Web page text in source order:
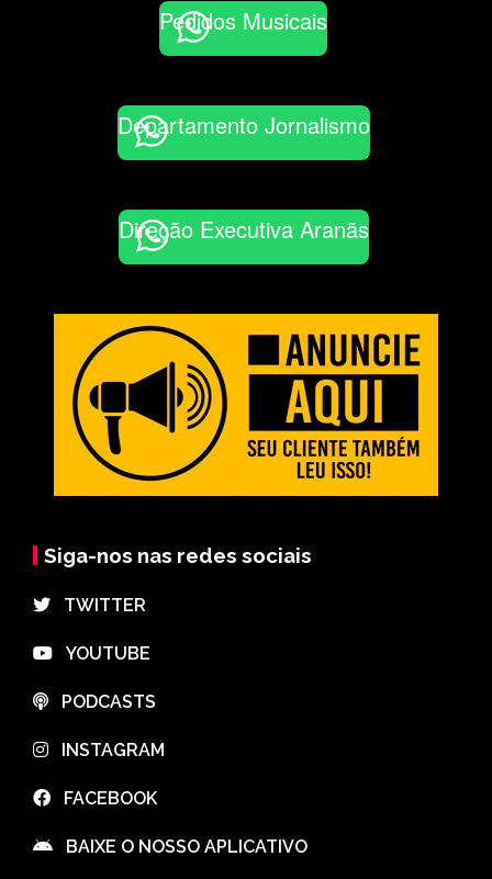
Pedidos Musicais
Departamento Jornalismo
Direção Executiva Aranãs
Siga-nos nas redes sociais
⠀TWITTER
⠀YOUTUBE
⠀PODCASTS
⠀INSTAGRAM
⠀FACEBOOK
⠀BAIXE O NOSSO APLICATIVO